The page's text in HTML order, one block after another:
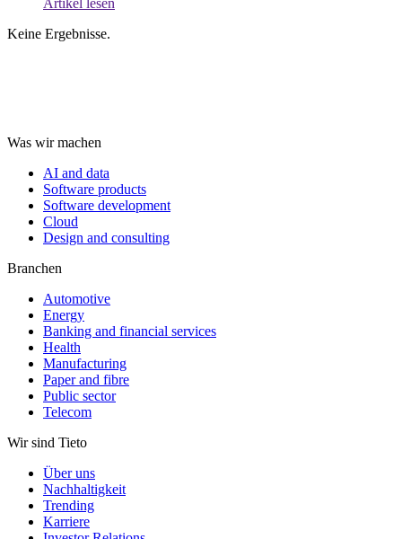
Artikel lesen
Keine Ergebnisse.
Was wir machen
AI and data
Software products
Software development
Cloud
Design and consulting
Branchen
Automotive
Energy
Banking and financial services
Health
Manufacturing
Paper and fibre
Public sector
Telecom
Wir sind Tieto
Über uns
Nachhaltigkeit
Trending
Karriere